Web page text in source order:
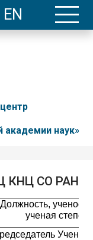
EN
академии наук»
КНЦ СО РАН
Должность, ученое
ученая степень